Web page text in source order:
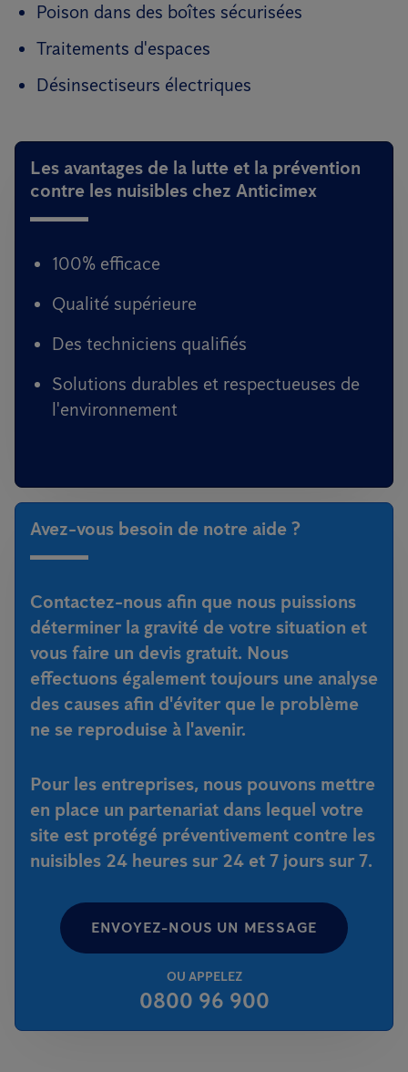
Poison dans des boîtes sécurisées
Traitements d'espaces
Désinsectiseurs électriques
Les avantages de la lutte et la prévention
contre les nuisibles chez Anticimex
100% efficace
Qualité supérieure
Des techniciens qualifiés
Solutions durables et respectueuses de
l'environnement
Avez-vous besoin de notre aide ?
Contactez-nous afin que nous puissions
déterminer la gravité de votre situation et
vous faire un devis gratuit. Nous
effectuons également toujours une analyse
des causes afin d'éviter que le problème
ne se reproduise à l'avenir.
Pour les entreprises, nous pouvons mettre
en place un partenariat dans lequel votre
site est protégé préventivement contre les
nuisibles 24 heures sur 24 et 7 jours sur 7.
ENVOYEZ-NOUS UN MESSAGE
OU APPELEZ
0800 96 900